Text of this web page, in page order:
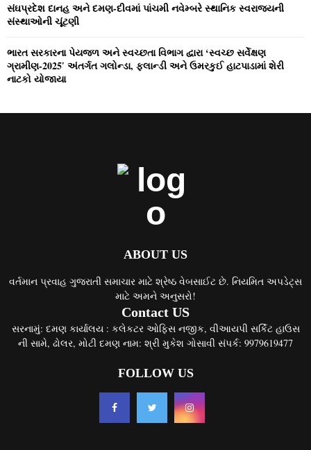
સંઘપ્રદેશ દાનહ અને દમણ-દીવમાં પાંચમી નવેમ્‍બરે સ્‍થાનિક સ્‍વરાજ્‍યની
સંસ્‍થાઓની ચૂંટણી
ભારત સરકારના પેયજળ અને સ્‍વચ્‍છતા વિભાગ દ્વારા ‘સ્‍વચ્‍છ સર્વેક્ષણ
ગ્રામીણ-2025′ અંતર્ગત ગલોન્‍ડા, ફલાન્‍ડી અને ઉમરકુઈ હાટપાડામાં શેરી
નાટકો યોજાયા
ABOUT US
વર્તમાન પ્રવાહ ગુજરાતી સમાચાર માટે શ્રેષ્ઠ વેબસાઈટ છે. નિયમિત અપડેટ્સ
માટે અમને અનુસરો!
Contact US
સરનામું: દમણ કાર્યાલય : કલેકટર ઓફિસ નજીક, વીઆયપી સર્કિટ હાઉસ
ની સામે, ઢોલર, મોટી દમણ નામ: શ્રી મુકેશ ગોસાવી સંપર્ક: 9979619477
FOLLOW US